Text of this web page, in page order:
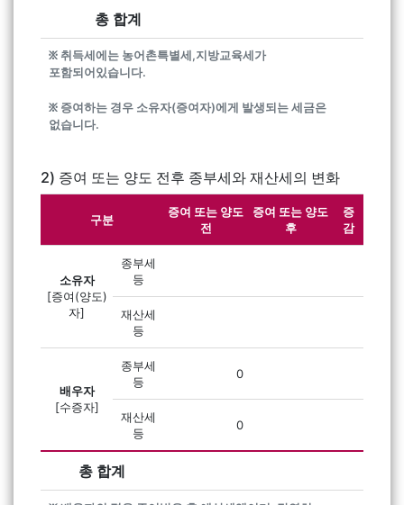
총 합계
፠ 증여하는 경우 소유자(증여자)에게 발생되는 세금은
없습니다.
፠ 취득세에는 농어촌특별세,지방교육세가
포함되어있습니다.
2) 증여 또는 양도 전후 종부세와 재산세의 변화
구분
증여 또는 양도
전
증여 또는 양도
후
증
감
소유자
[증여(양도)
자]
종부세
등
재산세
등
배우자
[수증자]
종부세
등
0
재산세
등
0
총 합계